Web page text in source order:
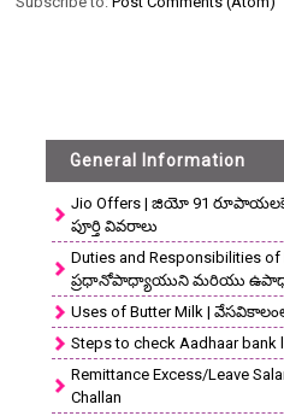
General Information
Jio Offers | జియో 91
పూర్తి వివరాలు
Duties and Responsibilities of
ప్రధానోపాధ్యాయుని మరియు
Uses of Butter Milk |
Steps to check Aadhaar bank
Remittance Excess/Leave
Challan